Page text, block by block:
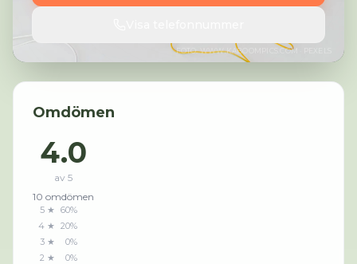
FOTO:WWW.KABOOMPICS.COM
Omdömen
4.0
av 5
10 omdömen
5 ★ 60%
4 ★ 20%
3 ★ 0%
2 ★ 0%